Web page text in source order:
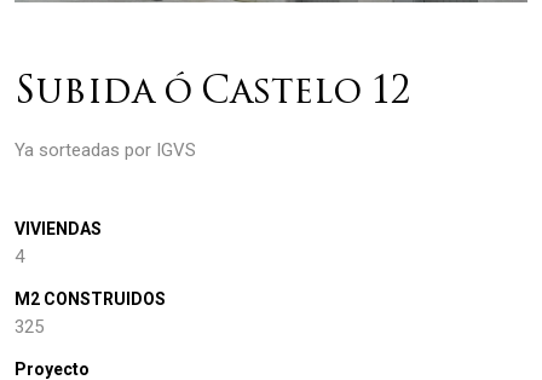
Subida ó Castelo 12
Ya sorteadas por IGVS
VIVIENDAS
4
M2 CONSTRUIDOS
325
Proyecto